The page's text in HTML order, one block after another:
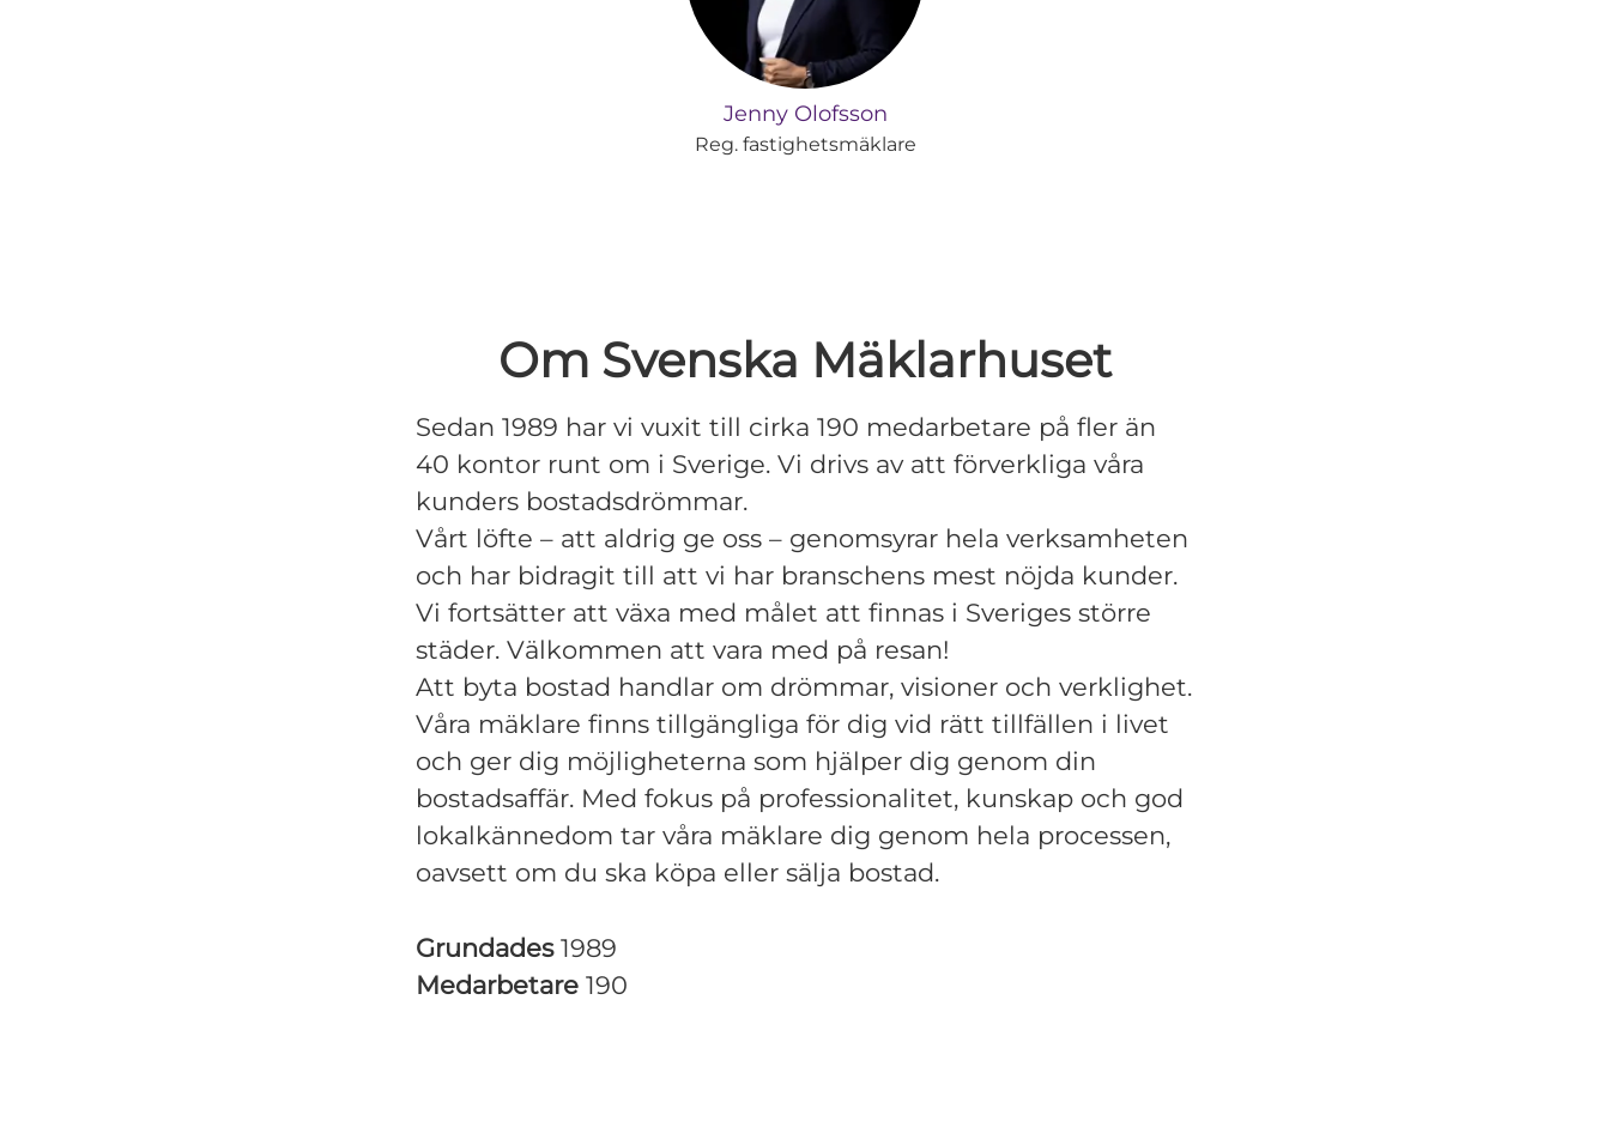
Jenny Olofsson
Reg. fastighetsmäklare
Om Svenska Mäklarhuset
Sedan 1989 har vi vuxit till cirka 190 medarbetare på fler än
40 kontor runt om i Sverige. Vi drivs av att förverkliga våra
kunders bostadsdrömmar.
Vårt löfte – att aldrig ge oss – genomsyrar hela verksamheten
och har bidragit till att vi har branschens mest nöjda kunder.
Vi fortsätter att växa med målet att finnas i Sveriges större
städer. Välkommen att vara med på resan!
Att byta bostad handlar om drömmar, visioner och verklighet.
Våra mäklare finns tillgängliga för dig vid rätt tillfällen i livet
och ger dig möjligheterna som hjälper dig genom din
bostadsaffär. Med fokus på professionalitet, kunskap och god
lokalkännedom tar våra mäklare dig genom hela processen,
oavsett om du ska köpa eller sälja bostad.
Grundades 1989
Medarbetare 190